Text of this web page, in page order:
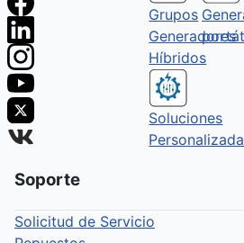
Grupos
Generadores
Híbridos
Soluciones
Soporte
Solicitud de Servicio